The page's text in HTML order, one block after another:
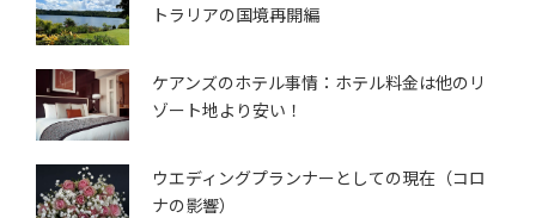
トラリアの国境再開編
ケアンズのホテル事情：ホテル料金は他のリ
ゾート地より安い！
ウエディングプランナーとしての現在（コロ
ナの影響）